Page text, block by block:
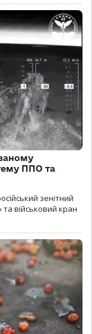
ППО та
зенітний
військовий кран